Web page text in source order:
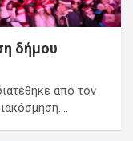
δήμου
από τον